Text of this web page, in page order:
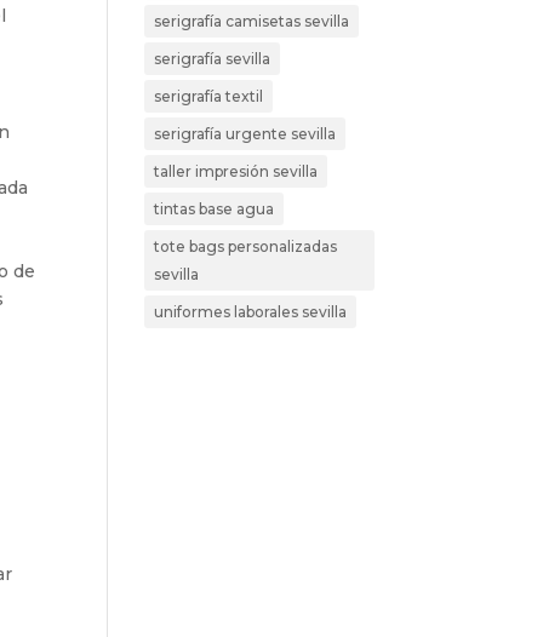
de
serigrafía camisetas sevilla
serigrafía sevilla
serigrafía textil
serigrafía urgente sevilla
taller impresión sevilla
tintas base agua
tote bags personalizadas
sevilla
uniformes laborales sevilla